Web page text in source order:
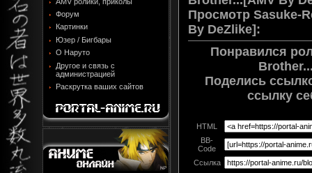
Форум
Картинки
Юзер / Бигбары
О Наруто
Другое и связь с
администрацией
Раскрутка ваших сайтов
Просмотр Sasuke-
By DeZlike]:
Понравился
Поделись
ссылку
HTML
BB-
Code
Ссылка